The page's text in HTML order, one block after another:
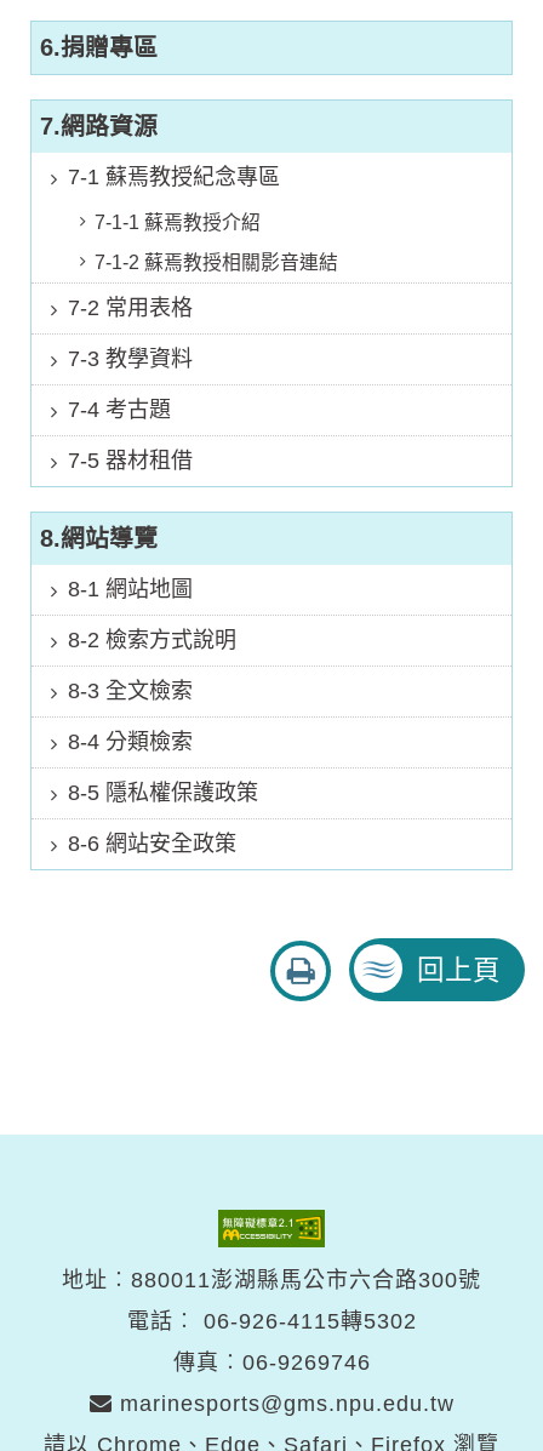
6.捐贈專區
7.網路資源
7-1 蘇焉教授紀念專區
7-1-1 蘇焉教授介紹
7-1-2 蘇焉教授相關影音連結
7-2 常用表格
7-3 教學資料
7-4 考古題
7-5 器材租借
8.網站導覽
8-1 網站地圖
8-2 檢索方式說明
8-3 全文檢索
8-4 分類檢索
8-5 隱私權保護政策
8-6 網站安全政策
友
善
回上頁
地址︰880011澎湖縣馬公市六合路300號
電話︰ 06-926-4115轉5302
傳真︰06-9269746
marinesports@gms.npu.edu.tw
請以 Chrome、Edge、Safari、Firefox 瀏覽